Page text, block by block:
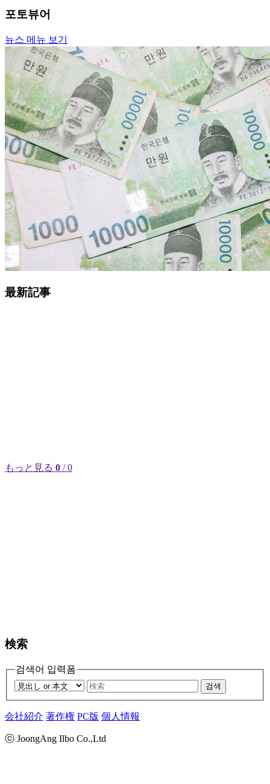
포토뷰어
뉴스 메뉴 보기
最新記事
もっと見る 0 / 0
検索
검색어 입력폼
검색
会社紹介 著作権 PC版 個人情報
ⓒ JoongAng Ilbo Co.,Ltd